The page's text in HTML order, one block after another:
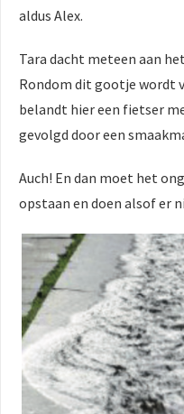
aldus Alex.
Tara dacht meteen aan
Rondom dit gootje wordt
belandt hier een fietser
gevolgd door een
Auch! En dan moet het
opstaan en doen alsof er